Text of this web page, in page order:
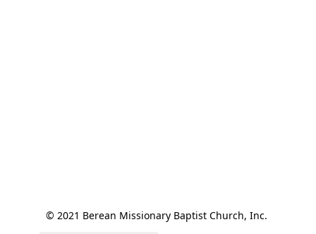
© 2021 Berean Missionary Baptist Church, Inc.